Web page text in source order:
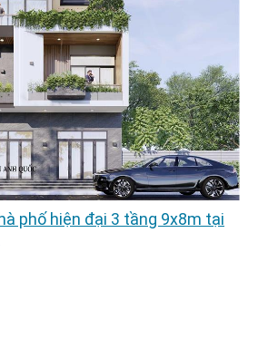
phố hiện đại 3 tầng 9x8m tại